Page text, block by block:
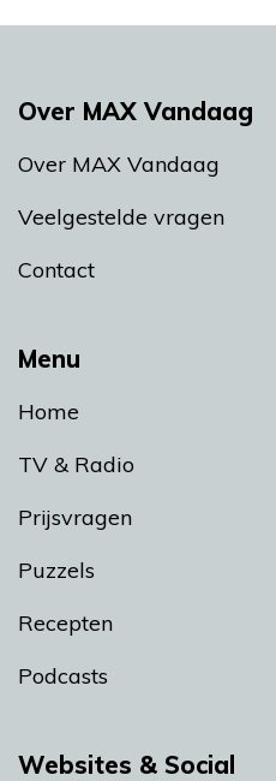
Menu
Home
TV & Radio
Prijsvragen
Puzzels
Recepten
Podcasts
Over MAX Vandaag
Over MAX Vandaag
Veelgestelde vragen
Contact
Websites & Social